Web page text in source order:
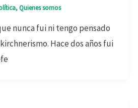
,Quienes somos
nunca fui ni tengo pensado
Hace dos años fui